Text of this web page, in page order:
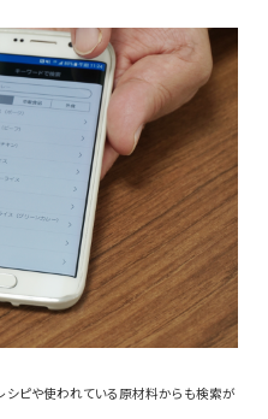
シピや使われている原材料からも検索が